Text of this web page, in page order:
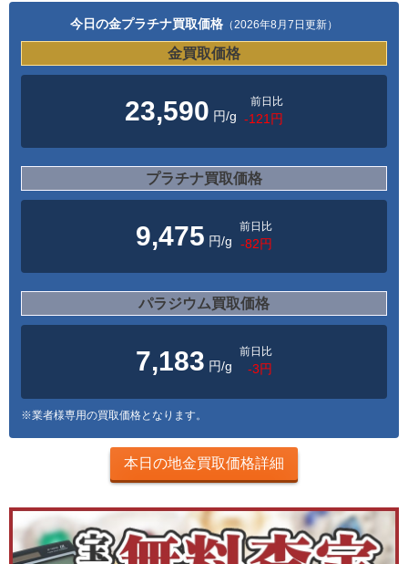
今日の金プラチナ買取価格 （2026年8月7日更新）
金買取価格
23,590 円/g
前日比
-121円
プラチナ買取価格
9,475 円/g
前日比
-82円
パラジウム買取価格
7,183 円/g
前日比
-3円
※業者様専用の買取価格となります。
本日の地金買取価格詳細